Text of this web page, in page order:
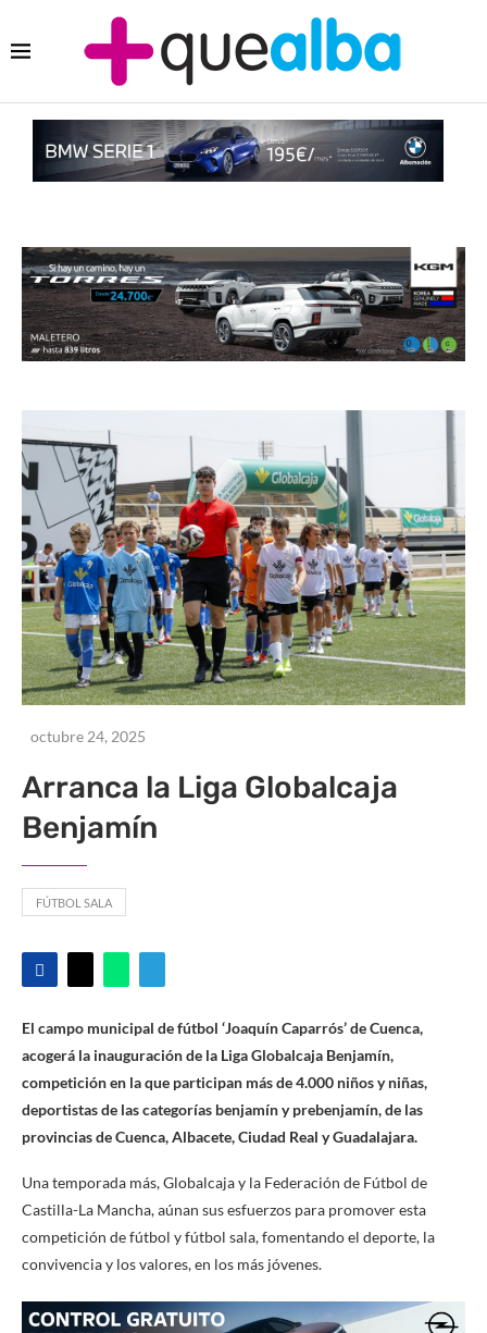
octubre 24, 2025
Arranca la Liga Globalcaja
Benjamín
FÚTBOL SALA
El campo municipal de fútbol ‘Joaquín Caparrós’ de Cuenca,
acogerá la inauguración de la Liga Globalcaja Benjamín,
competición en la que participan más de 4.000 niños y niñas,
deportistas de las categorías benjamín y prebenjamín, de las
provincias de Cuenca, Albacete, Ciudad Real y Guadalajara.
Una temporada más, Globalcaja y la Federación de Fútbol de
Castilla-La Mancha, aúnan sus esfuerzos para promover esta
competición de fútbol y fútbol sala, fomentando el deporte, la
convivencia y los valores, en los más jóvenes.